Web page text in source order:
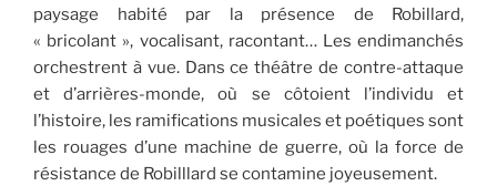
paysage habité par la présence de Robillard,
« bricolant », vocalisant, racontant… Les endimanchés
orchestrent à vue. Dans ce théâtre de contre-attaque
et d’arrières-monde, où se côtoient l’individu et
l’histoire, les ramifications musicales et poétiques sont
les rouages d’une machine de guerre, où la force de
résistance de Robilllard se contamine joyeusement.